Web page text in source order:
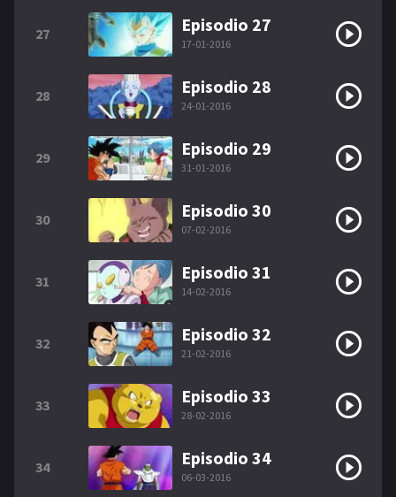
27 Episodio 27
17-01-2016
28 Episodio 28
24-01-2016
29 Episodio 29
31-01-2016
30 Episodio 30
07-02-2016
31 Episodio 31
14-02-2016
32 Episodio 32
21-02-2016
33 Episodio 33
28-02-2016
34 Episodio 34
06-03-2016